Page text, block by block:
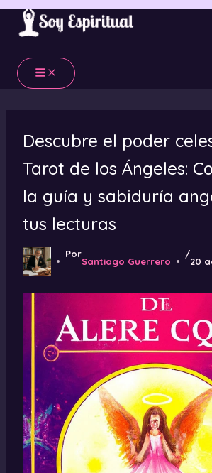
Ir
contenido
Descubre el poder
Tarot de los Ángeles:
la guía y sabiduría
tus lecturas
Por
Santiago Guerrero
/
20